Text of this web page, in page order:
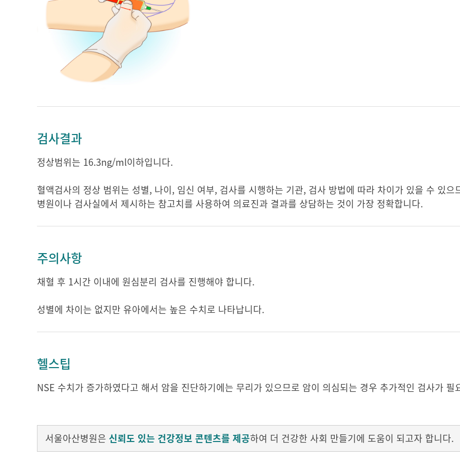
검사결과
정상범위는 16.3ng/ml이하입니다.
혈액검사의 정상 범위는 성별, 나이, 임신 여부, 검사를 시행하는 기관, 검사 방법에 따라 차이가 있을 수 있으
병원이나 검사실에서 제시하는 참고치를 사용하여 의료진과 결과를 상담하는 것이 가장 정확합니다.
주의사항
채혈 후 1시간 이내에 원심분리 검사를 진행해야 합니다.
성별에 차이는 없지만 유아에서는 높은 수치로 나타납니다.
헬스팁
NSE 수치가 증가하였다고 해서 암을 진단하기에는 무리가 있으므로 암이 의심되는 경우 추가적인 검사가 필
서울아산병원은 신뢰도 있는 건강정보 콘텐츠를 제공하여 더 건강한 사회 만들기에 도움이 되고자 합니다.